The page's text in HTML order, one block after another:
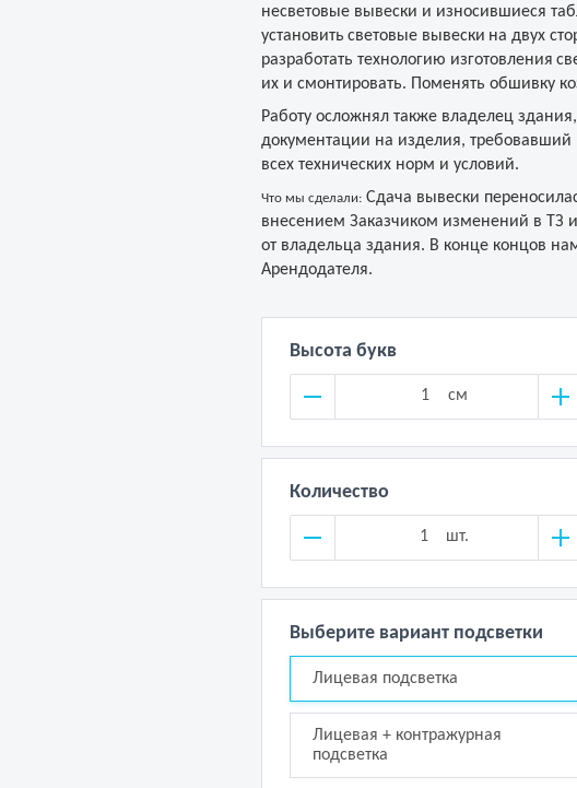
несветовые вывески и износившиеся
установить световые вывески на двух
разработать технологию изготовления
их и смонтировать. Поменять обшивку
Работу осложнял также владелец
документации на изделия,
всех технических норм и условий.
Что мы сделали: Сдача вывески
внесением Заказчиком изменений в ТЗ
от владельца здания. В конце концов
Арендодателя.
Высота букв
см
Количество
шт.
Выберите вариант подсветки
Лицевая подсветка
Лицевая + контражурная
подсветка